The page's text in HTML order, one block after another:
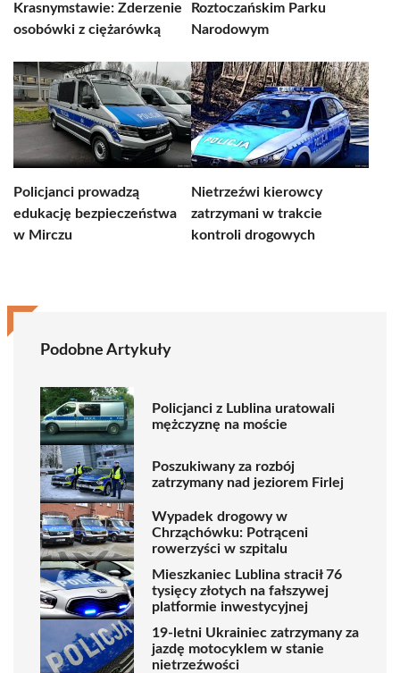
Krasnymstawie: Zderzenie
osobówki z ciężarówką
Roztoczańskim Parku
Narodowym
Policjanci prowadzą
edukację bezpieczeństwa
w Mirczu
Nietrzeźwi kierowcy
zatrzymani w trakcie
kontroli drogowych
Podobne Artykuły
Policjanci z Lublina uratowali
mężczyznę na moście
Poszukiwany za rozbój
zatrzymany nad jeziorem Firlej
Wypadek drogowy w
Chrząchówku: Potrąceni
rowerzyści w szpitalu
Mieszkaniec Lublina stracił 76
tysięcy złotych na fałszywej
platformie inwestycyjnej
19-letni Ukrainiec zatrzymany za
jazdę motocyklem w stanie
nietrzeźwości